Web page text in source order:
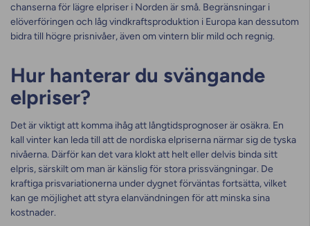
chanserna för lägre elpriser i Norden är små. Begränsningar i
elöverföringen och låg vindkraftsproduktion i Europa kan dessutom
bidra till högre prisnivåer, även om vintern blir mild och regnig.
Hur hanterar du svängande
elpriser?
Det är viktigt att komma ihåg att långtidsprognoser är osäkra. En
kall vinter kan leda till att de nordiska elpriserna närmar sig de tyska
nivåerna. Därför kan det vara klokt att helt eller delvis binda sitt
elpris, särskilt om man är känslig för stora prissvängningar. De
kraftiga prisvariationerna under dygnet förväntas fortsätta, vilket
kan ge möjlighet att styra elanvändningen för att minska sina
kostnader.